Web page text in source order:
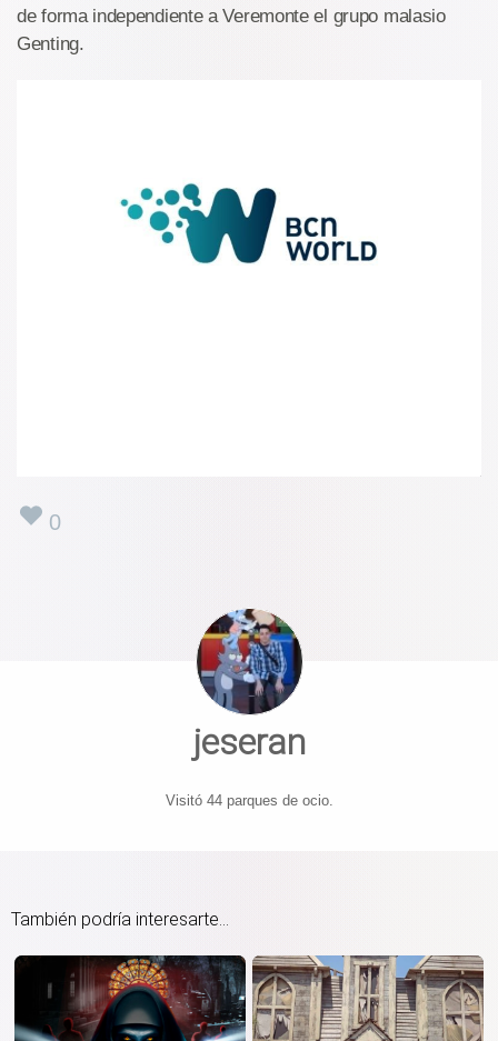
de forma independiente a Veremonte el grupo malasio
Genting.
0
jeseran
Visitó 44 parques de ocio.
También podría interesarte...